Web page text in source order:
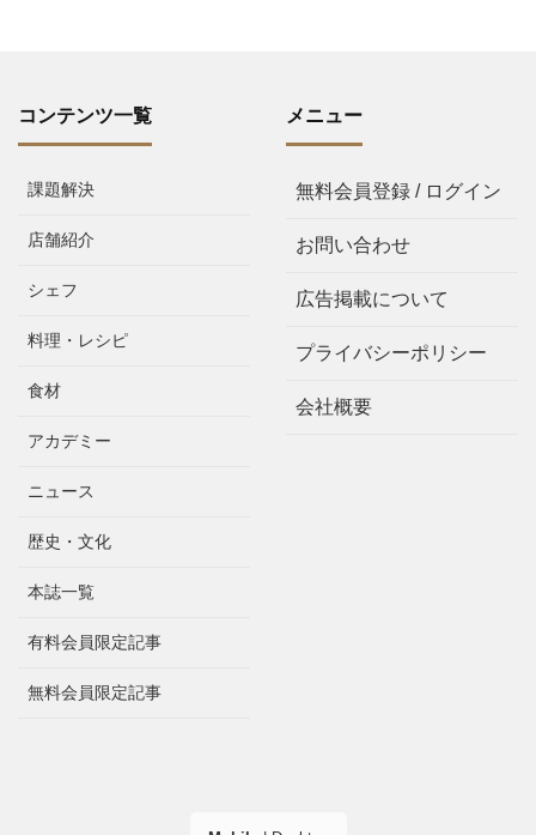
コンテンツ一覧
課題解決
店舗紹介
シェフ
料理・レシピ
食材
アカデミー
ニュース
歴史・文化
本誌一覧
有料会員限定記事
無料会員限定記事
メニュー
無料会員登録 / ログイン
お問い合わせ
広告掲載について
プライバシーポリシー
会社概要